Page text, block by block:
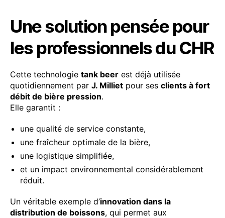
Une solution pensée pour
les professionnels du CHR
Cette technologie tank beer est déjà utilisée
quotidiennement par J. Milliet pour ses clients à fort
débit de bière pression.
Elle garantit :
une qualité de service constante,
une fraîcheur optimale de la bière,
une logistique simplifiée,
et un impact environnemental considérablement
réduit.
Un véritable exemple d’innovation dans la
distribution de boissons, qui permet aux